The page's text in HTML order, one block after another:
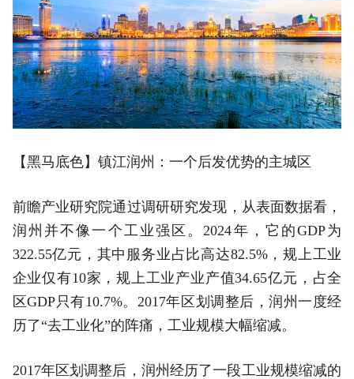
【黑马底色】镇江润州：一个后发优势的主城区
前瞻产业研究院通过调研研究发现，从表面数据看，
润州并不像一个工业强区。2024年，它的GDP为
322.55亿元，其中服务业占比高达82.5%，规上工业
企业仅有10家，规上工业产业产值34.65亿元，占全
区GDP只有10.7%。2017年区划调整后，润州一度经
历了“去工业化”的阵痛，工业规模大幅缩减。
2017年区划调整后，润州经历了一段工业规模缩减的